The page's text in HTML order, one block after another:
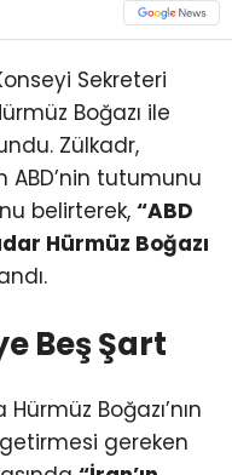
Sekreteri
Boğazı ile
Zülkadr,
ABD’nin tutumunu
belirterek, “ABD
Hürmüz Boğazı
Beş Şart
Boğazı’nın
getirmesi gereken